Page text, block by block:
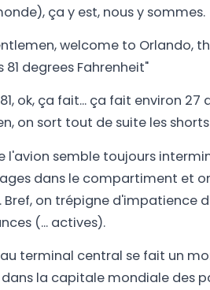
ça y est, nous y sommes.
welcome to Orlando,
degrees Fahrenheit"
81, ok, ça fait... ça fait environ
on sort tout de suite les
l'avion semble toujours
dans le compartiment et
on trépigne d'impatience
(... actives).
terminal central se fait un
la capitale mondiale des